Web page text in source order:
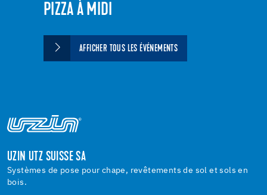
PIZZA À MIDI
AFFICHER TOUS LES ÉVÉNEMENTS
UZIN UTZ SUISSE SA
Systèmes de pose pour chape, revêtements de sol et sols en
bois.